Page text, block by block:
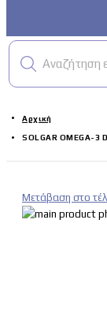
Αναζήτηση
Αρχική
SOLGAR OMEGA-3
Μετάβαση στο